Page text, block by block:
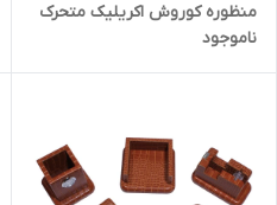
منظوره کوروش اکریلیک متحرک
360درجه
ناموجود